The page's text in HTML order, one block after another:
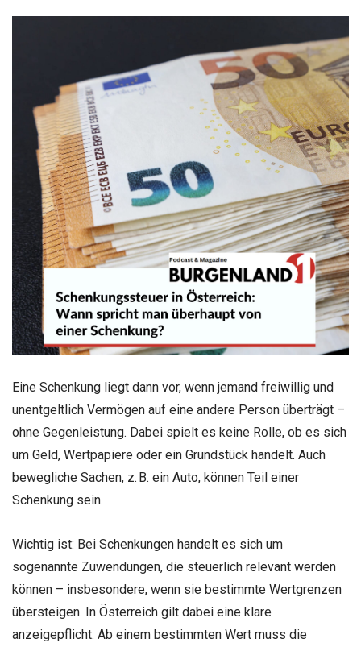
Eine Schenkung liegt dann vor, wenn jemand freiwillig und
unentgeltlich Vermögen auf eine andere Person überträgt –
ohne Gegenleistung. Dabei spielt es keine Rolle, ob es sich
um Geld, Wertpapiere oder ein Grundstück handelt. Auch
bewegliche Sachen, z. B. ein Auto, können Teil einer
Schenkung sein.
Wichtig ist: Bei Schenkungen handelt es sich um
sogenannte Zuwendungen, die steuerlich relevant werden
können – insbesondere, wenn sie bestimmte Wertgrenzen
übersteigen. In Österreich gilt dabei eine klare
anzeigepflicht: Ab einem bestimmten Wert muss die